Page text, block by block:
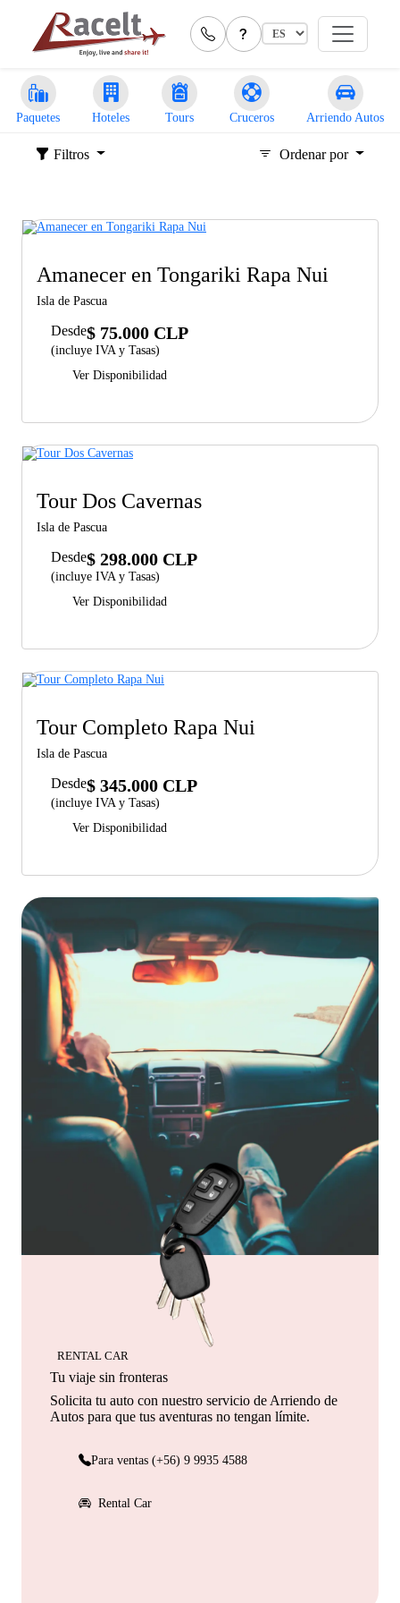
Paquetes Hoteles Tours Cruceros Arriendo Autos
Filtros Ordenar por
Amanecer en Tongariki Rapa Nui
Isla de Pascua
Desde$ 75.000 CLP
(incluye IVA y Tasas)
Ver Disponibilidad
Tour Dos Cavernas
Isla de Pascua
Desde$ 298.000 CLP
(incluye IVA y Tasas)
Ver Disponibilidad
Tour Completo Rapa Nui
Isla de Pascua
Desde$ 345.000 CLP
(incluye IVA y Tasas)
Ver Disponibilidad
RENTAL CAR
Tu viaje sin fronteras
Solicita tu auto con nuestro servicio de Arriendo de
Autos para que tus aventuras no tengan límite.
Para ventas (+56) 9 9935 4588
Rental Car